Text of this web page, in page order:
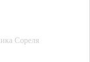
Сореля